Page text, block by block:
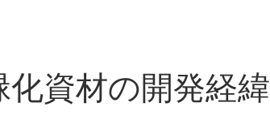
資材の開発経緯